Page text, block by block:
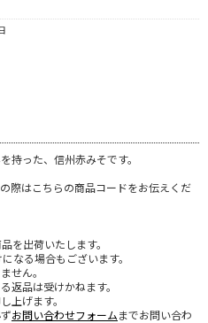
持った、信州赤みそです。
はこちらの商品コードをお伝えくだ
を出荷いたします。
なる場合もございます。
せん。
品は受けかねます。
上げます。
お問い合わせフォームまでお問い合わ